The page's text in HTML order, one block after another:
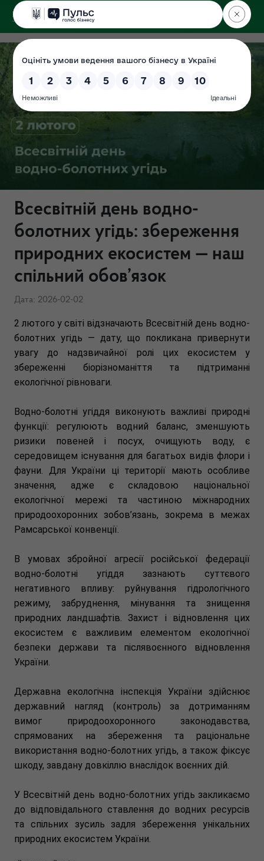
ДЕРЖЕКОІНСПЕКЦІЯ
Всесвітній день водно-
болотних угідь: збереження
природних екосистем — наш
спільний обов’язок
Дата: 2026-02-02
2 лютого у світі відзначають Всесвітній день водно-
болотних угідь — дату, що покликана привернути
увагу до надзвичайної ролі цих екосистем у
збереженні біорізноманіття та підтриманні
екологічної рівноваги.
Водно-болотні угіддя виконують важливі природні
функції: регулюють водний баланс, зменшують
ризики повеней і посух, очищують воду, є
середовищем існування для багатьох видів флори і
фауни. Для України ці території мають особливе
значення, адже є складовою національної
екологічної мережі та частиною міжнародних
природоохоронних зобов’язань, зокрема в межах
Рамсарської конвенції.
В умовах збройної агресії російської федерації
водно-болотні угіддя зазнають суттєвого
негативного впливу: руйнування гідрологічного
режиму, забруднення, мінування та знищення
природних ландшафтів. Захист і відновлення цих
екосистем є важливим елементом екологічної
безпеки держави та післявоєнного відновлення
України.
Державна екологічна інспекція України здійснює
державний нагляд (контроль) за дотриманням
вимог природоохоронного законодавства,
спрямованих на збереження та раціональне
використання водно-болотних угідь, а також фіксує
шкоду, завдану довкіллю внаслідок воєнних дій.
У Всесвітній день водно-болотних угідь закликаємо
до відповідального ставлення до водних ресурсів
та спільних зусиль задля збереження унікальних
природних екосистем України.